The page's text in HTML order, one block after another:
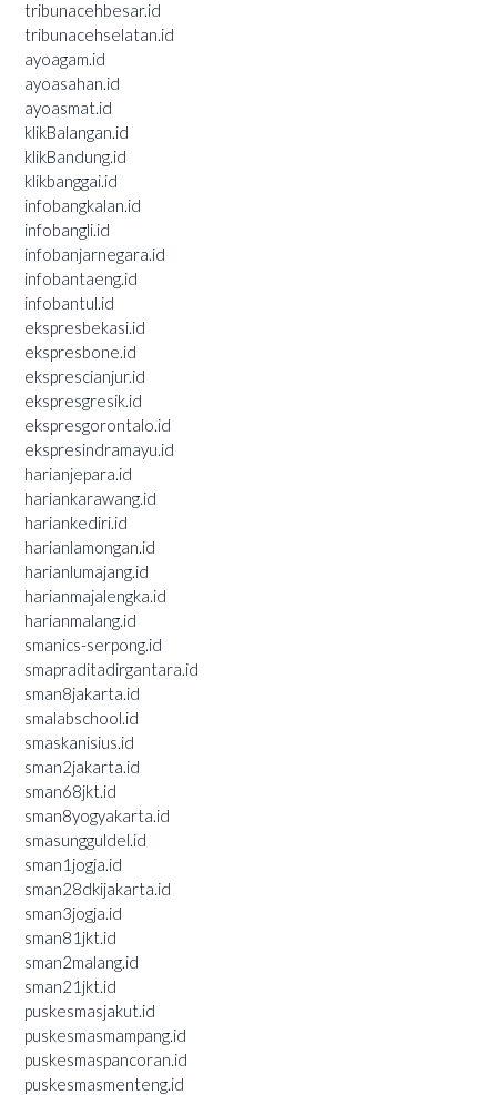
tribunacehbesar.id
tribunacehselatan.id
ayoagam.id
ayoasahan.id
ayoasmat.id
klikBalangan.id
klikBandung.id
klikbanggai.id
infobangkalan.id
infobangli.id
infobanjarnegara.id
infobantaeng.id
infobantul.id
ekspresbekasi.id
ekspresbone.id
eksprescianjur.id
ekspresgresik.id
ekspresgorontalo.id
ekspresindramayu.id
harianjepara.id
hariankarawang.id
hariankediri.id
harianlamongan.id
harianlumajang.id
harianmajalengka.id
harianmalang.id
smanics-serpong.id
smapraditadirgantara.id
sman8jakarta.id
smalabschool.id
smaskanisius.id
sman2jakarta.id
sman68jkt.id
sman8yogyakarta.id
smasungguldel.id
sman1jogja.id
sman28dkijakarta.id
sman3jogja.id
sman81jkt.id
sman2malang.id
sman21jkt.id
puskesmasjakut.id
puskesmasmampang.id
puskesmaspancoran.id
puskesmasmenteng.id